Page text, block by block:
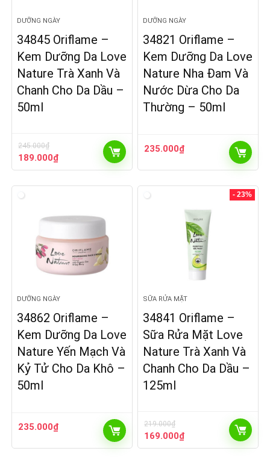
DƯỠNG NGÀY
34845 Oriflame –
Kem Dưỡng Da Love
Nature Trà Xanh Và
Chanh Cho Da Dầu –
50ml
245.000₫
Giá
gốc
245.000₫.
189.000₫Giá
hiện
DƯỠNG NGÀY
34821 Oriflame –
Kem Dưỡng Da Love
Nature Nha Đam Và
Nước Dừa Cho Da
Thường – 50ml
235.000₫
DƯỠNG NGÀY
34862 Oriflame –
Kem Dưỡng Da Love
Nature Yến Mạch Và
Kỷ Tử Cho Da Khô –
50ml
235.000₫
- 23%
SỮA RỬA MẶT
34841 Oriflame –
Sữa Rửa Mặt Love
Nature Trà Xanh Và
Chanh Cho Da Dầu –
125ml
219.000₫
Giá
gốc
169.000₫Giá
hiện